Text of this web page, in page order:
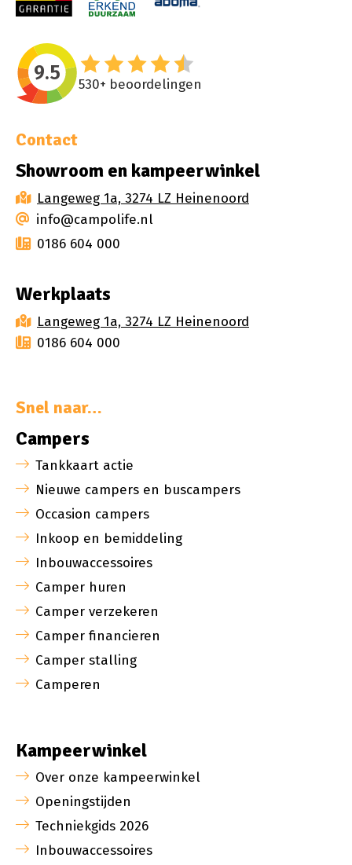
9.5 530+ beoordelingen
Contact
Showroom en kampeerwinkel
Langeweg 1a, 3274 LZ Heinenoord
info@campolife.nl
0186 604 000
Werkplaats
Langeweg 1a, 3274 LZ Heinenoord
0186 604 000
Snel naar…
Campers
Tankkaart actie
Nieuwe campers en buscampers
Occasion campers
Inkoop en bemiddeling
Inbouwaccessoires
Camper huren
Camper verzekeren
Camper financieren
Camper stalling
Camperen
Kampeerwinkel
Over onze kampeerwinkel
Openingstijden
Techniekgids 2026
Inbouwaccessoires